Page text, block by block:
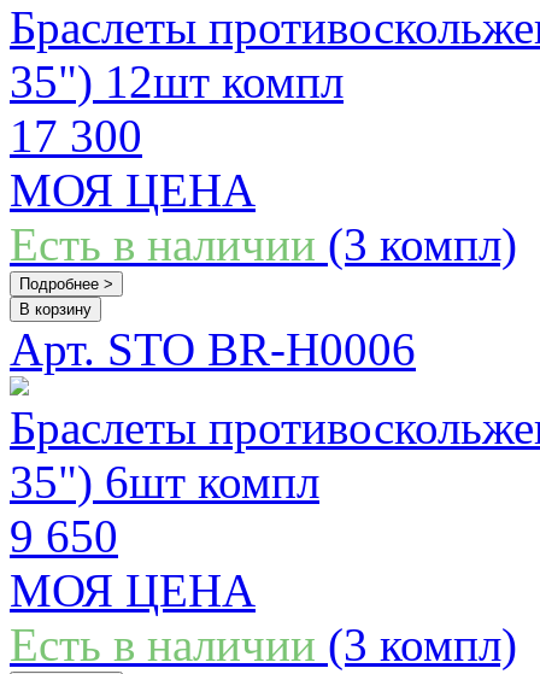
Браслеты
35") 12шт компл
17 300
МОЯ ЦЕНА
Есть в наличии (3 компл)
Подробнее >
В корзину
Арт. STO BR-H0006
Браслеты
35") 6шт компл
9 650
МОЯ ЦЕНА
Есть в наличии (3 компл)